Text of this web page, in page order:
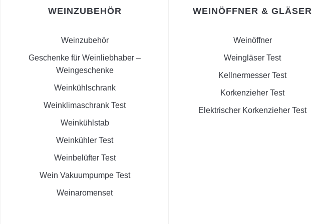
WEINZUBEHÖR
Weinzubehör
Geschenke für Weinliebhaber –
Weingeschenke
Weinkühlschrank
Weinklimaschrank Test
Weinkühlstab
Weinkühler Test
Weinbelüfter Test
Wein Vakuumpumpe Test
Weinaromenset
WEINÖFFNER & GLÄSER
Weinöffner
Weingläser Test
Kellnermesser Test
Korkenzieher Test
Elektrischer Korkenzieher Test